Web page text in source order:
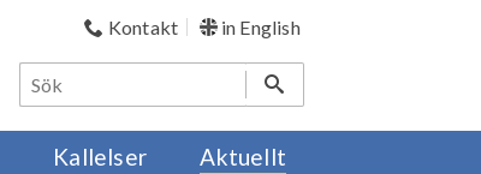
Kontakt in English
Kallelser Aktuellt